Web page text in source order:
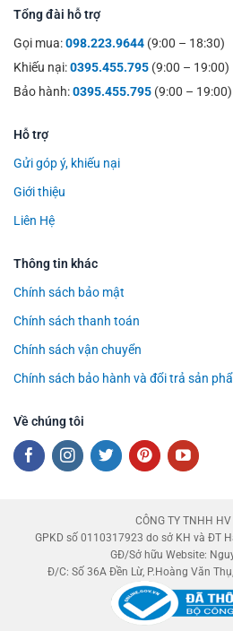
Tổng đài hỗ trợ
Gọi mua:098.223.9644 (9:00 – 18:30)
Khiếu nại:0395.455.795 (9:00 – 19:00)
Bảo hành:0395.455.795 (9:00 – 19:00)
Hỗ trợ
Gửi góp ý, khiếu nại
Giới thiệu
Liên Hệ
Thông tin khác
Chính sách bảo mật
Chính sách thanh toán
Chính sách vận chuyển
Chính sách bảo hành và đổi trả sản
Về chúng tôi
CÔNG TY TNHH HV
GPKD số 0110317923 do sở KH và ĐT
GĐ/Sở hữu Website:
Đ/C: Số 36A Đền Lừ, P.Hoàng Văn